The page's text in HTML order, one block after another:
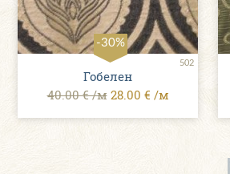
-30%
502
Гобелен
40.00 € /м 28.00 € /м